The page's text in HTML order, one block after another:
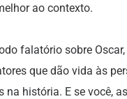
ao contexto.
falatório sobre
que dão vida às
na história. E se você,